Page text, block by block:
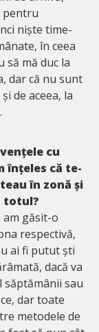
pentru
niște time-
în ceea
mă duc la
dar că nu sunt
de aceea, la
cu
înțeles că te-
în zonă și
totul?
am găsit-o
respectivă,
ai fi putut ști
dacă va
sau
dar toate
metodele de